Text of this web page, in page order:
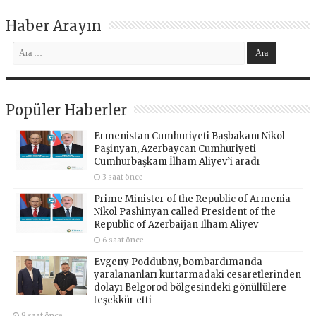
Haber Arayın
Popüler Haberler
Ermenistan Cumhuriyeti Başbakanı Nikol
Paşinyan, Azerbaycan Cumhuriyeti
Cumhurbaşkanı İlham Aliyev’i aradı
3 saat önce
Prime Minister of the Republic of Armenia
Nikol Pashinyan called President of the
Republic of Azerbaijan Ilham Aliyev
6 saat önce
Evgeny Poddubny, bombardımanda
yaralananları kurtarmadaki cesaretlerinden
dolayı Belgorod bölgesindeki gönüllülere
teşekkür etti